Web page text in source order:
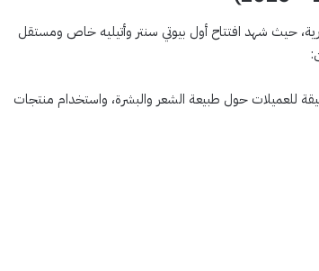
الاستثمارية، حيث شهد افتتاح أول بيوتي سنتر وأتيليه خاص ومستقل
للعميلات حول طبيعة الشعر والبشرة، واستخدام منتجات